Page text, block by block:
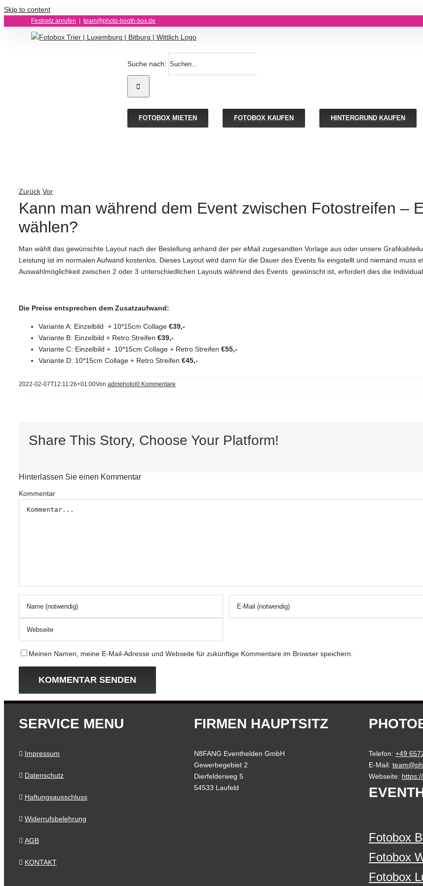
Skip to content
Festnetz anrufen team@photo-booth-box.de
Suche nach:
FOTOBOX MIETEN FOTOBOX KAUFEN HINTERGRUND KAUFEN
Zurück Vor
Kann man während dem Event zwischen Fotostreifen –
wählen?
Man wählt das gewünschte Layout nach der Bestellung anhand der per eMail zugesandten Vorlage aus oder unsere
Leistung ist im normalen Aufwand kostenlos. Dieses Layout wird dann für die Dauer des Events fix eingstellt und niemand muss
Auswahlmöglichkeit zwischen 2 oder 3 unterschiedlichen Layouts während des Events gewünscht ist, erfordert dies die
Die Preise entsprechen dem Zusatzaufwand:
Variante A: Einzelbild + 10*15cm Collage €39,-
Variante B: Einzelbild + Retro Streifen €39,-
Variante C: Einzelbild + 10*15cm Collage + Retro Streifen €55,-
Variante D: 10*15cm Collage + Retro Streifen €45,-
2022-02-07T12:11:26+01:00Von admphoto 0 Kommentare
Share This Story, Choose Your Platform!
Hinterlassen Sie einen Kommentar
Kommentar
Meinen Namen, meine E-Mail-Adresse und Webseite für zukünftige Kommentare im Browser speichern.
SERVICE MENU
Impressum
Datenschutz
Haftungsausschluss
Widerrufsbelehrung
AGB
KONTAKT
FIRMEN HAUPTSITZ
N8FANG Eventhelden GmbH
Gewerbegebiet 2
Dierfelderweg 5
54533 Laufeld
Telefon: +49
E-Mail:
Webseite:
Fotobox
Fotobox
Fotobox
N8FANG Eventhelden GmbH
SEHR GUT